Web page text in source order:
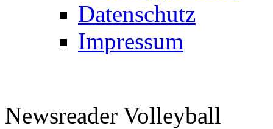
Datenschutz
Impressum
Newsreader Volleyball